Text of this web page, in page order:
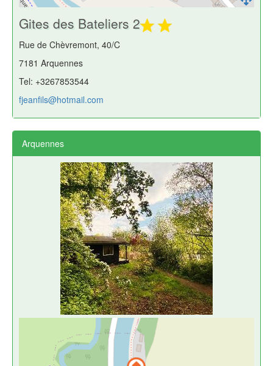
Gites des Bateliers 2
Rue de Chèvremont, 40/C
7181 Arquennes
Tel: +3267853544
fjeanfils@hotmail.com
Arquennes